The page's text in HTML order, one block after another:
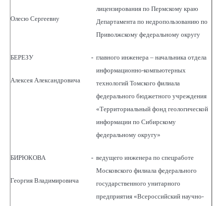
Олесю Сергеевну
лицензирования по Пермскому краю
Департамента по недропользованию по
Приволжскому федеральному округу
БЕРЕЗУ
Алексея Александровича
- главного инженера – начальника отдела
информационно-компьютерных
технологий Томского филиала
федерального бюджетного учреждения
«Территориальный фонд геологической
информации по Сибирскому
федеральному округу»
БИРЮКОВА
Георгия Владимировича
- ведущего инженера по спецработе
Московского филиала федерального
государственного унитарного
предприятия «Всероссийский научно-